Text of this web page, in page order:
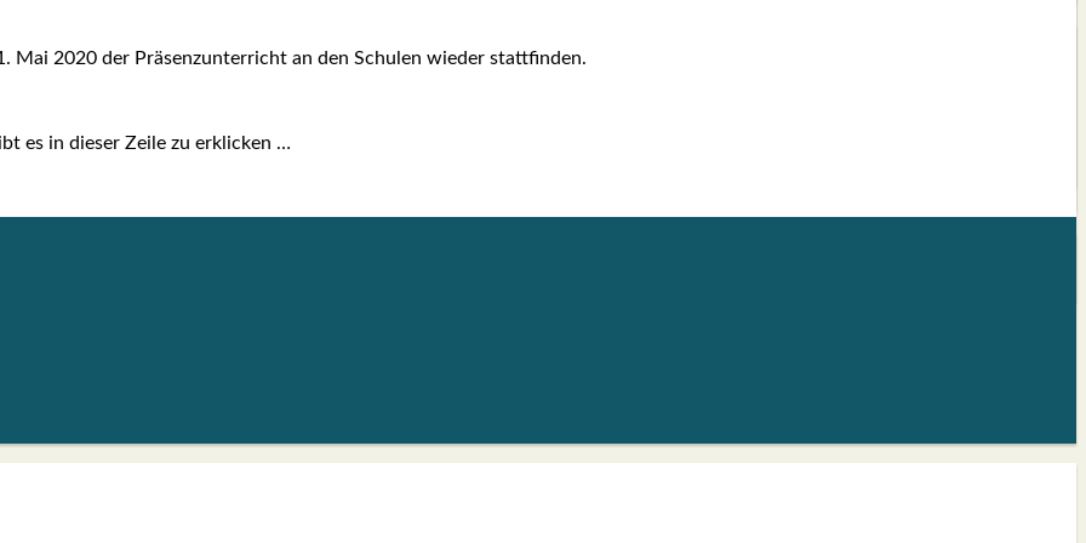
Mai 2020 der Prä­senz­un­ter­richt an den Schu­len wie­der statt­fin­den.
es in die­ser Zei­le zu erkli­cken …